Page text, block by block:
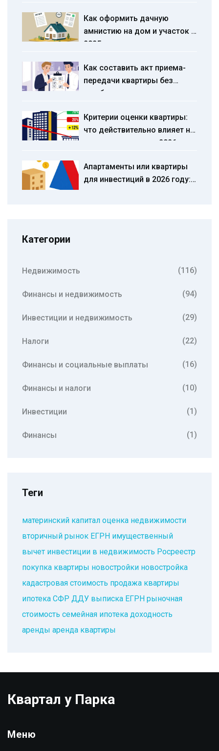
Как оформить дачную
амнистию на дом и участок в
2025 году: пошаговая
Как составить акт приема-
передачи квартиры без
ошибок и споров: пошаговая
Критерии оценки квартиры:
что действительно влияет на
стоимость жилья в 2026 году
Апартаменты или квартиры
для инвестиций в 2026 году:
Категории
Недвижимость (116)
Финансы и недвижимость (94)
Инвестиции и недвижимость (29)
Налоги (22)
Финансы и социальные выплаты (16)
Финансы и налоги (10)
Инвестиции (1)
Финансы (1)
Теги
материнский капитал оценка недвижимости
вторичный рынок ЕГРН имущественный
вычет инвестиции в недвижимость Росреестр
покупка квартиры новостройки новостройка
кадастровая стоимость продажа квартиры
ипотека СФР ДДУ выписка ЕГРН рыночная
стоимость семейная ипотека доходность
аренды аренда квартиры
Квартал у Парка
Меню